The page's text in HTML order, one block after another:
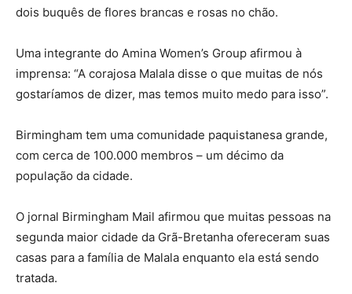
dois buquês de flores brancas e rosas no chão.
Uma integrante do Amina Women’s Group afirmou à
imprensa: “A corajosa Malala disse o que muitas de nós
gostaríamos de dizer, mas temos muito medo para isso”.
Birmingham tem uma comunidade paquistanesa grande,
com cerca de 100.000 membros – um décimo da
população da cidade.
O jornal Birmingham Mail afirmou que muitas pessoas na
segunda maior cidade da Grã-Bretanha ofereceram suas
casas para a família de Malala enquanto ela está sendo
tratada.